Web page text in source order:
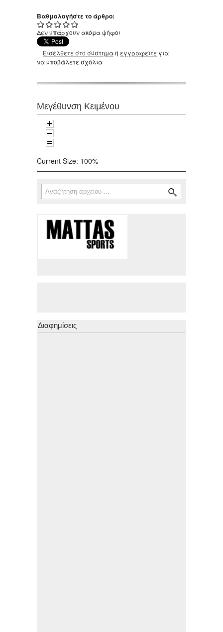
Βαθμολογήστε το άρθρο:
Δεν υπάρχουν ακόμα ψήφοι
Εισέλθετε στο σύστημαή εγγραφείτε για
να υποβάλετε σχόλια
Μεγέθυνση Κειμένου
Current Size: 100%
Φόρμα αναζήτησης
Αναζήτηση
Διαφημίσεις